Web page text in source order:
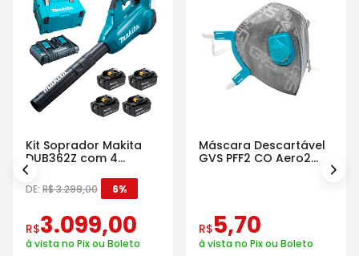
Kit Soprador Makita
DUB362Z com 4
Baterias Carregador e
Maleta
DE: R$3.299,00 6%
R$3.099,00
à vista no Pix ou Boleto
Máscara Descartável
GVS PFF2 CO Aero2
R$5,70
à vista no Pix ou Boleto